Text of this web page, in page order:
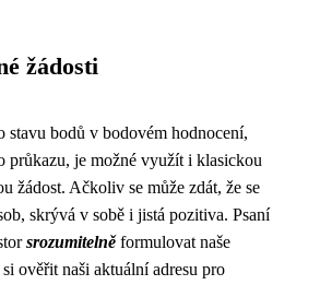
žádosti
stavu bodů v bodovém hodnocení,
průkazu, je možné využít i klasickou
žádost. Ačkoliv se může zdát, že se
skrývá v sobě i jistá pozitiva. Psaní
srozumitelněformulovat naše
ověřit naši aktuální adresu pro